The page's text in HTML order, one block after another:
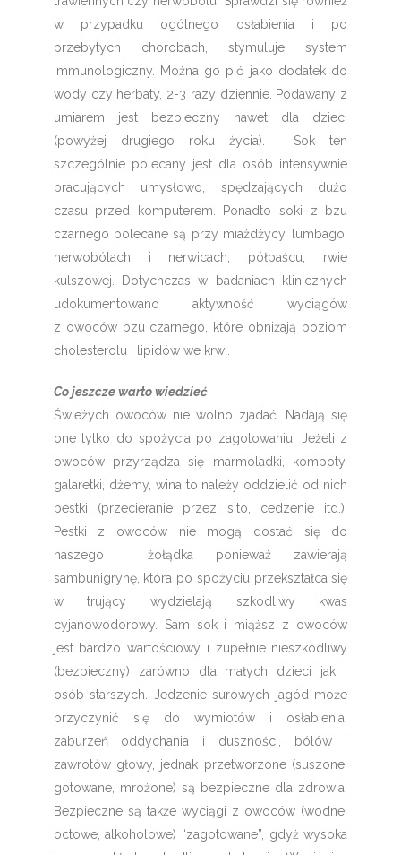
w przypadku ogólnego osłabienia i po
przebytych chorobach, stymuluje system
immunologiczny. Można go pić jako dodatek do
wody czy herbaty, 2-3 razy dziennie. Podawany z
umiarem jest bezpieczny nawet dla dzieci
(powyżej drugiego roku życia). Sok ten
szczególnie polecany jest dla osób intensywnie
pracujących umysłowo, spędzających dużo
czasu przed komputerem. Ponadto soki z bzu
czarnego polecane są przy miażdżycy, lumbago,
nerwobólach i nerwicach, półpaścu, rwie
kulszowej. Dotychczas w badaniach klinicznych
udokumentowano aktywność wyciągów
z owoców bzu czarnego, które obniżają poziom
cholesterolu i lipidów we krwi.
Co jeszcze warto wiedzieć
Świeżych owoców nie wolno zjadać. Nadają się
one tylko do spożycia po zagotowaniu. Jeżeli z
owoców przyrządza się marmoladki, kompoty,
galaretki, dżemy, wina to należy oddzielić od nich
pestki (przecieranie przez sito, cedzenie itd.).
Pestki z owoców nie mogą dostać się do
naszego żołądka ponieważ zawierają
sambunigrynę, która po spożyciu przekształca się
w trujący wydzielają szkodliwy kwas
cyjanowodorowy. Sam sok i miąższ z owoców
jest bardzo wartościowy i zupełnie nieszkodliwy
(bezpieczny) zarówno dla małych dzieci jak i
osób starszych. Jedzenie surowych jagód może
przyczynić się do wymiotów i osłabienia,
zaburzeń oddychania i duszności, bólów i
zawrotów głowy, jednak przetworzone (suszone,
gotowane, mrożone) są bezpieczne dla zdrowia.
Bezpieczne są także wyciągi z owoców (wodne,
octowe, alkoholowe) “zagotowane”, gdyż wysoka